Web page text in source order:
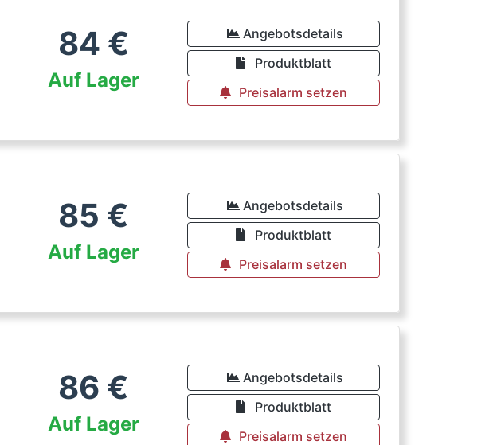
84 €
Auf Lager
Angebotsdetails
Produktblatt
Preisalarm setzen
85 €
Auf Lager
Angebotsdetails
Produktblatt
Preisalarm setzen
86 €
Auf Lager
Angebotsdetails
Produktblatt
Preisalarm setzen